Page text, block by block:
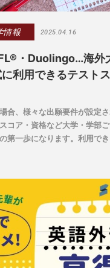
情報 2025.04.16
・Duolingo…海外
利用できるテスト
合、様々な出願要件が設定
コア・資格など大学・学部
第一歩になります。利用で
を利用できるケースが多々
ることになっても生かせる
紹介します。